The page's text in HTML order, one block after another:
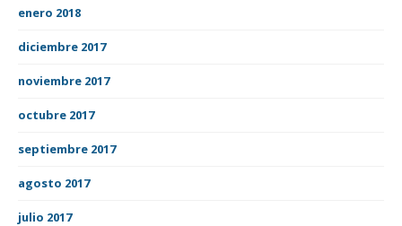
enero 2018
diciembre 2017
noviembre 2017
octubre 2017
septiembre 2017
agosto 2017
julio 2017